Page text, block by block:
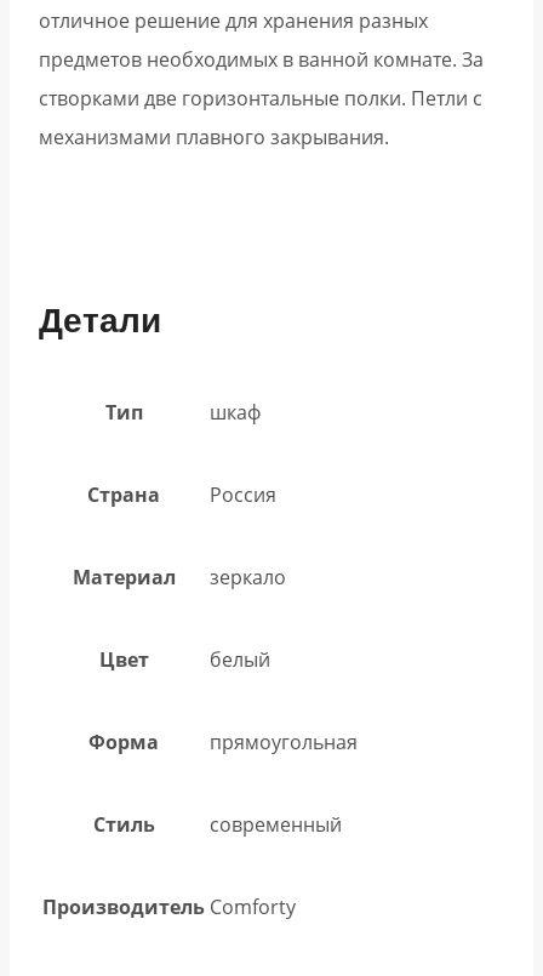
отличное решение для хранения разных
предметов необходимых в ванной комнате. За
створками две горизонтальные полки. Петли с
механизмами плавного закрывания.
Детали
Тип шкаф
Страна Россия
Материал зеркало
Цвет белый
Форма прямоугольная
Стиль современный
Производитель Comforty